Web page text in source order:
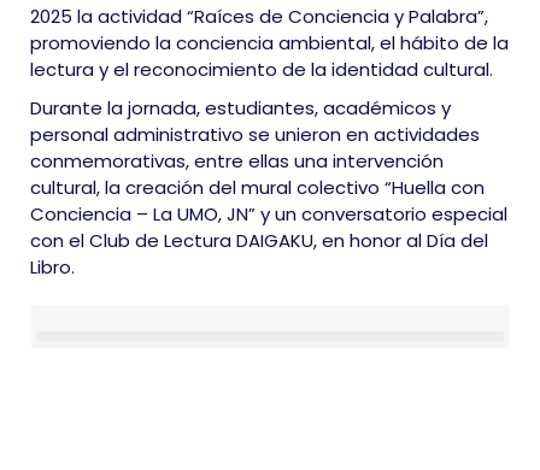
2025 la actividad “Raíces de Conciencia y Palabra”,
promoviendo la conciencia ambiental, el hábito de la
lectura y el reconocimiento de la identidad cultural.
Durante la jornada,estudiantes, académicos y
personal administrativo se unieron en actividades
conmemorativas, entre ellas una intervención
cultural, la creación del mural colectivo “Huella con
Conciencia – La UMO, JN” y un conversatorio especial
con el Club de Lectura DAIGAKU, en honor al Día del
Libro.